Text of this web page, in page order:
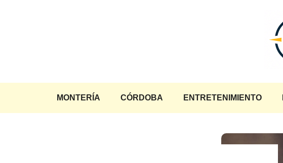
MONTERÍA CÓRDOBA ENTRETENIMIENTO